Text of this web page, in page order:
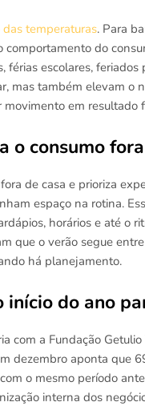
temperaturas. Para
do
férias escolares,
mas também elevam o
em resultado
o consumo
de casa e prioriza
espaço na rotina.
horários e até o
que o verão segue
há planejamento.
do ano
com a Fundação
dezembro aponta que
o mesmo período
interna dos